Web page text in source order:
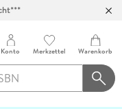
Konto Merkzettel Warenkorb